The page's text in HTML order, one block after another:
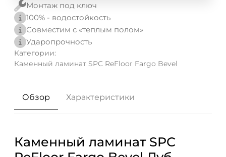
Монтаж под ключ
100% - водостойкость
Совместим с «теплым полом»
Ударопрочность
Категории:
Каменный ламинат SPC ReFloor Fargo Bevel
Обзор Характеристики
Каменный ламинат SPC